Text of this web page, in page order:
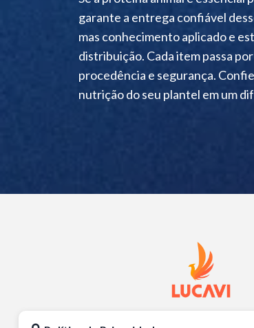
garante a entrega confiável
mas conhecimento aplicado e
distribuição. Cada item passa
procedência e segurança.
nutrição do seu plantel em um
Alimentando vidas com